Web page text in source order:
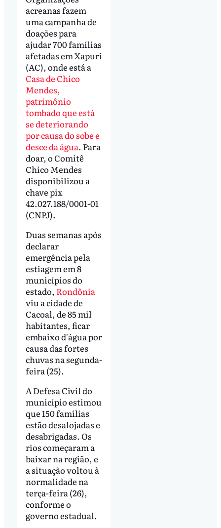
acreanas fazem
uma campanha de
doações para
ajudar 700 famílias
afetadas em Xapuri
(AC), onde está a
Casa de Chico
Mendes,
patrimônio
tombado que está
se deteriorando
por causa do sobe e
desce da água. Para
doar, o Comitê
Chico Mendes
disponibilizou a
chave pix
42.027.188/0001-01
(CNPJ).
Duas semanas após
declarar
emergência pela
estiagem em 8
municípios do
estado, Rondônia
viu a cidade de
Cacoal, de 85 mil
habitantes, ficar
embaixo d'água por
causa das fortes
chuvas na segunda-
feira (25).
A Defesa Civil do
município estimou
que 150 famílias
estão desalojadas e
desabrigadas. Os
rios começaram a
baixar na região, e
a situação voltou à
normalidade na
terça-feira (26),
conforme o
governo estadual.